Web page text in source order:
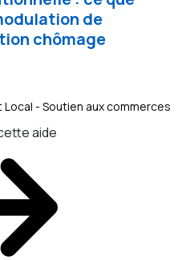
de
chômage
Local - Soutien aux commerces
aide